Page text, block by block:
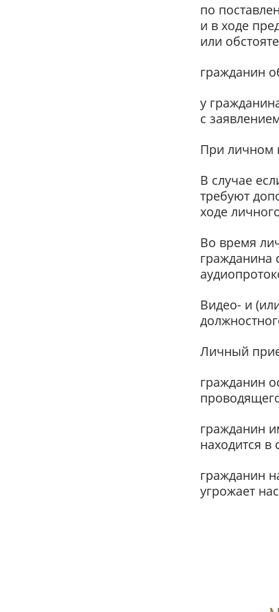
по
и в ходе
или
гражданин
у
с
При личном
В случае
требуют
ходе
Во время
гражданина
Видео- и
Личный
гражданин
гражданин
находится
гражданин
угрожает